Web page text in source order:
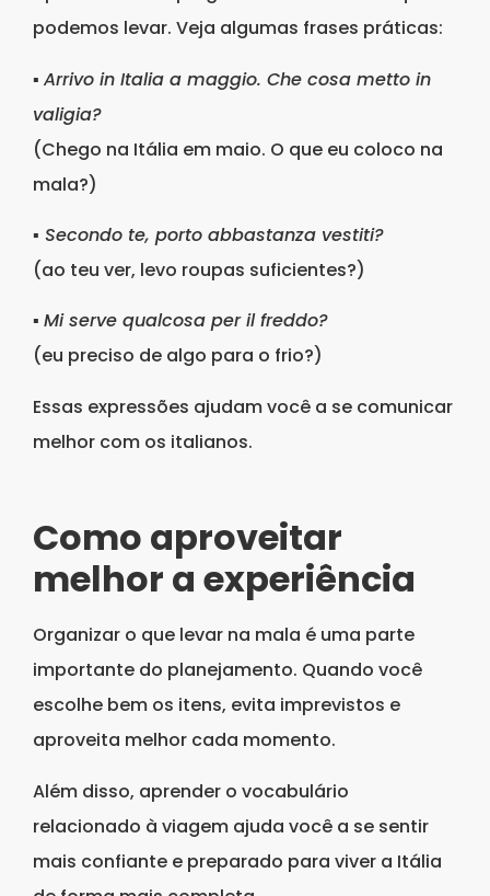
podemos levar. Veja algumas frases práticas:
▪ Arrivo in Italia a maggio. Che cosa metto in
valigia?
(Chego na Itália em maio. O que eu coloco na
mala?)
▪ Secondo te, porto abbastanza vestiti?
(ao teu ver, levo roupas suficientes?)
▪ Mi serve qualcosa per il freddo?
(eu preciso de algo para o frio?)
Essas expressões ajudam você a se comunicar
melhor com os italianos.
Como aproveitar
melhor a experiência
Organizar o que levar na mala é uma parte
importante do planejamento. Quando você
escolhe bem os itens, evita imprevistos e
aproveita melhor cada momento.
Além disso, aprender o vocabulário
relacionado à viagem ajuda você a se sentir
mais confiante e preparado para viver a Itália